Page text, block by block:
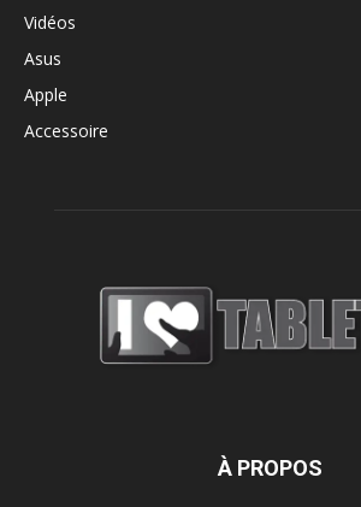
Vidéos
Asus
Apple
Accessoire
À PROPOS